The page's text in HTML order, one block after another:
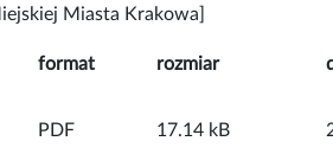
Miasta Krakowa]
format rozmiar
PDF 17.14 kB